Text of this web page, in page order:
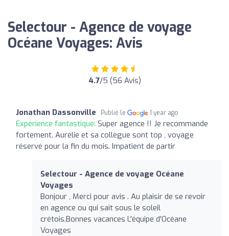
Selectour - Agence de voyage
Océane Voyages: Avis
4.7/5 (56 Avis)
Jonathan Dassonville Publié le 1 year ago
Expérience fantastique: Super agence !! Je recommande
fortement. Aurélie et sa collègue sont top , voyage
réservé pour la fin du mois. Impatient de partir
Selectour - Agence de voyage Océane
Voyages
Bonjour , Merci pour avis . Au plaisir de se revoir
en agence ou qui sait sous le soleil
crétois.Bonnes vacances L'équipe d'Océane
Voyages